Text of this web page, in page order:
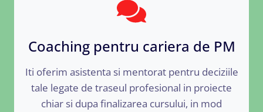
Coaching pentru cariera de PM
Iti oferim asistenta si mentorat pentru deciziile
tale legate de traseul profesional in proiecte
chiar si dupa finalizarea cursului, in mod